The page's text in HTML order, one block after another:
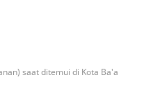
saat ditemui di Kota Ba'a